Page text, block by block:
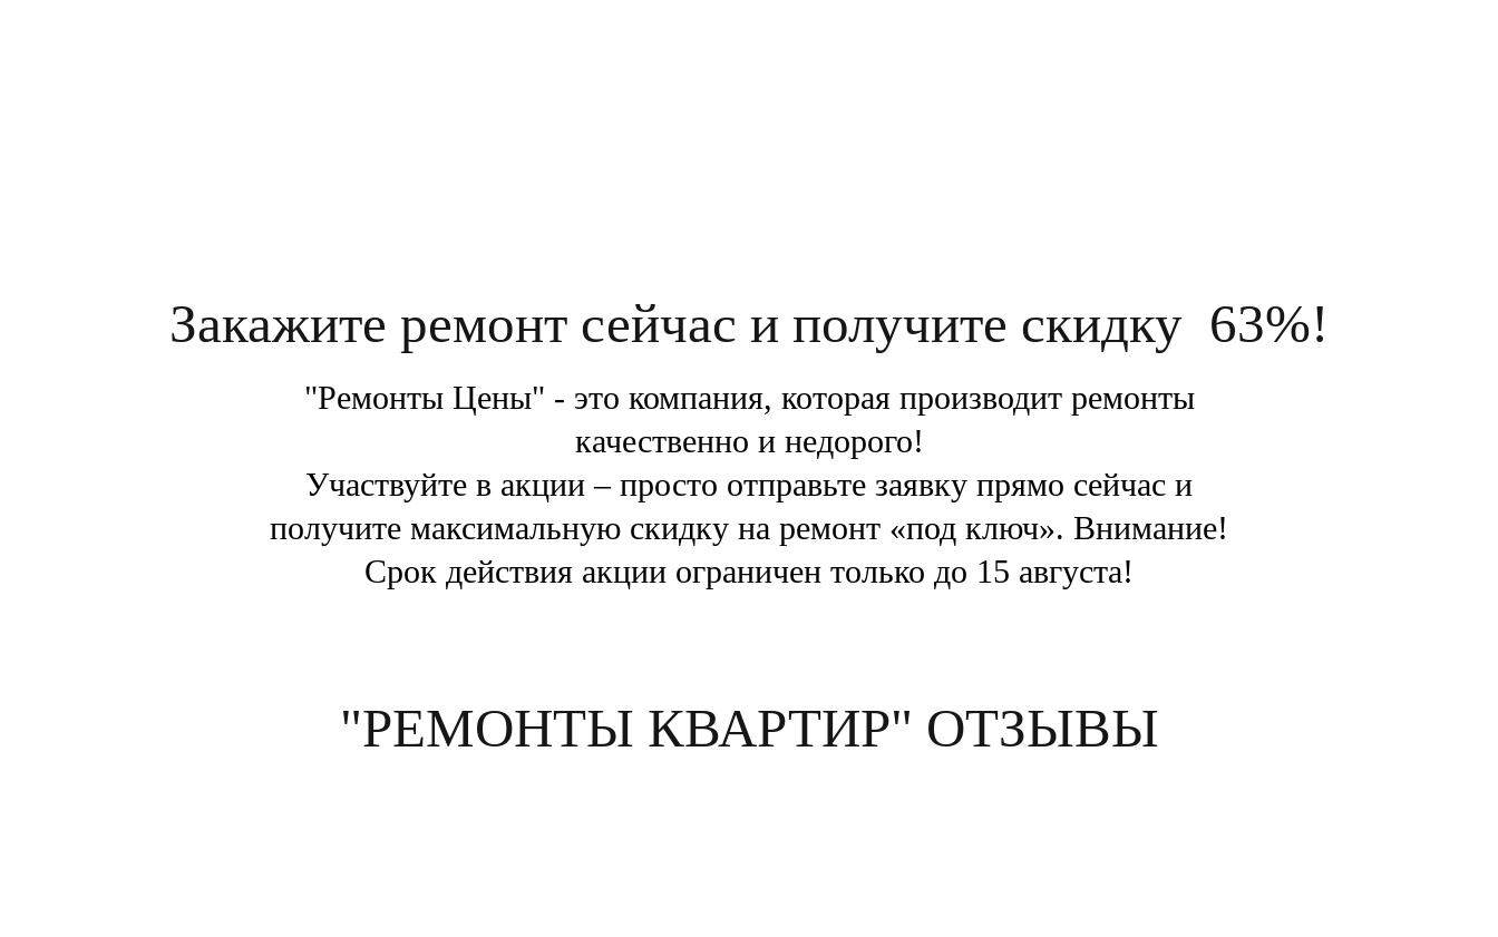
Закажите ремонт сейчас и получите скидку 63%!
"Ремонты Цены" - это компания, которая производит ремонты
качественно и недорого!
Участвуйте в акции – просто отправьте заявку прямо сейчас и
получите максимальную скидку на ремонт «под ключ». Внимание!
Срок действия акции ограничен только до 15 августа!
"РЕМОНТЫ КВАРТИР" ОТЗЫВЫ